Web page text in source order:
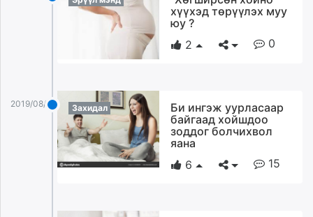
хүүхэд төрүүлэх муу
юу ?
2
0
2019/08/07 Захидал
Би ингэж уурласаар
байгаад хойшдоо
зоддог болчихвол
яана
6
15